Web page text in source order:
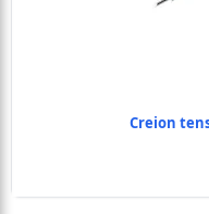
Creion